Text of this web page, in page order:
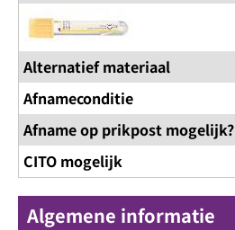
Alternatief materiaal
Afnameconditie
Afname op prikpost mogelijk?
CITO mogelijk
Algemene informatie